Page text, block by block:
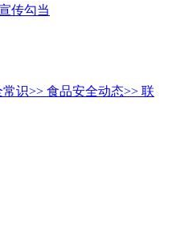
传勾当
常识>> 食品安全动态>> 联